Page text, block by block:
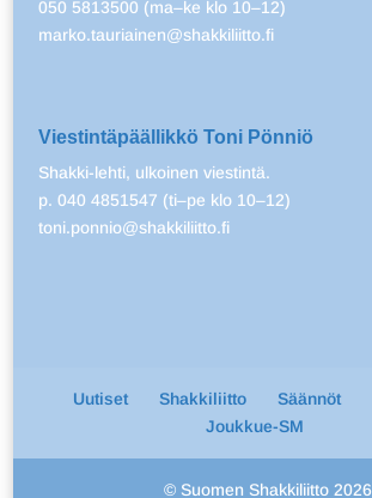
050 5813500 (ma–ke klo 10–12)
marko.tauriainen@shakkiliitto.fi
Viestintäpäällikkö Toni Pönniö
Shakki-lehti, ulkoinen viestintä.
p. 040 4851547 (ti–pe klo 10–12)
toni.ponnio@shakkiliitto.fi
Uutiset Shakkiliitto Säännöt
Joukkue-SM
© Suomen Shakkiliitto 2026